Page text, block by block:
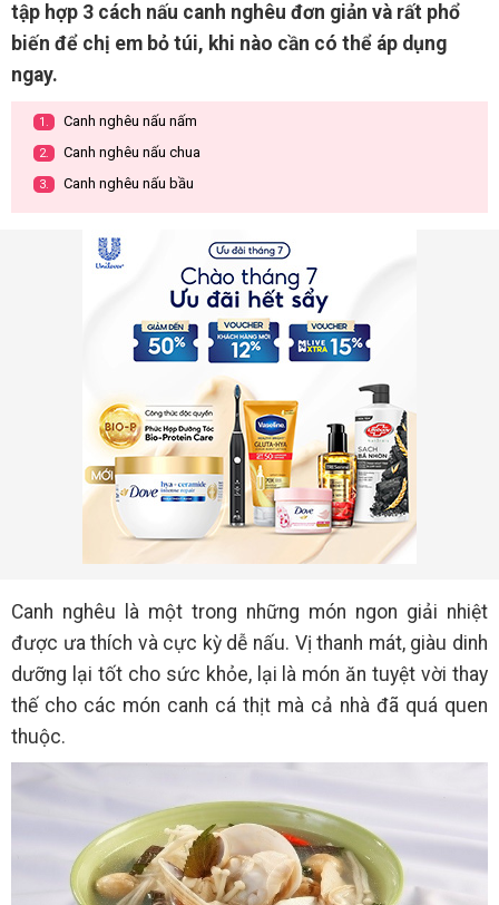
tập hợp 3 cách nấu canh nghêu đơn giản và rất phổ
biến để chị em bỏ túi, khi nào cần có thể áp dụng
ngay.
1. Canh nghêu nấu nấm
2. Canh nghêu nấu chua
3. Canh nghêu nấu bầu
Canh nghêu là một trong những món ngon giải nhiệt
được ưa thích và cực kỳ dễ nấu. Vị thanh mát, giàu dinh
dưỡng lại tốt cho sức khỏe, lại là món ăn tuyệt vời thay
thế cho các món canh cá thịt mà cả nhà đã quá quen
thuộc.